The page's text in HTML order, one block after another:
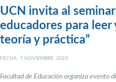
UCN invita al
educadores para
teoría y práctica”
FECHA: 7 NOVIEMBRE, 2023
Facultad de Educación organiza evento